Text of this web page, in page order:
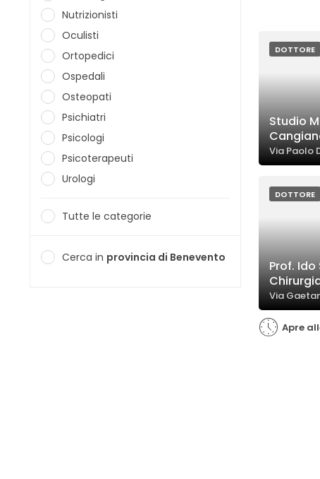
Nutrizionisti
Oculisti
Ortopedici
Ospedali
Osteopati
Psichiatri
Psicologi
Psicoterapeuti
Urologi
Tutte le categorie
Cerca in provincia di Benevento
DOTTORE
Studio
Via Paolo
DOTTORE
Prof.
Via
Apre